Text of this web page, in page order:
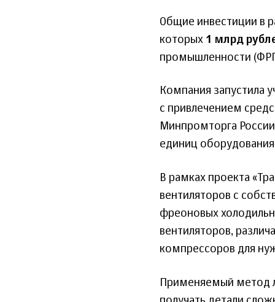
Общие инвестиции в
которых 1 млрд
промышленности
Компания запустила
с привлечением
Минпромторга
единиц
В рамках проекта
вентиляторов с
фреоновых
вентиляторов,
компрессоров для
Применяемый метод